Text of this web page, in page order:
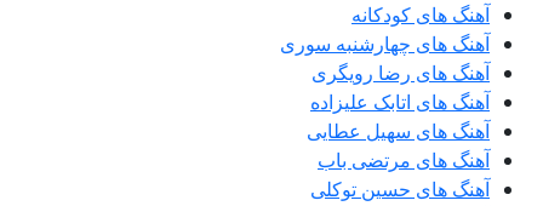
آهنگ های کودکانه
آهنگ های چهارشنبه سوری
آهنگ های رضا رویگری
آهنگ های اتابک علیزاده
آهنگ های سهیل عطایی
آهنگ های مرتضی باب
آهنگ های حسین توکلی